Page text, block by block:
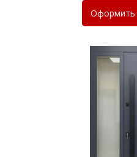
Оформить